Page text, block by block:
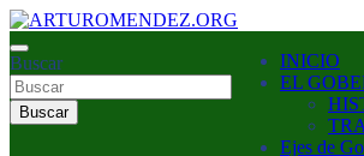
Saltar
al
contenido
ARTUROMENDEZ.ORG
ARTURO MENDEZ GOBERNADOR 2023
Buscar
Buscar
INICIO
EL
Ejes de